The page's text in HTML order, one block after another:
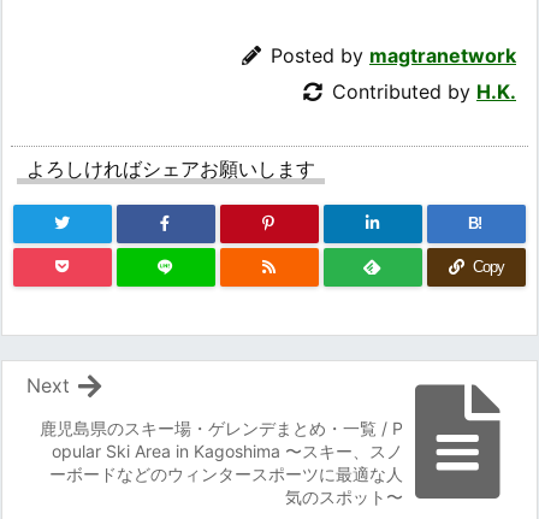
Posted by magtranetwork
Contributed by H.K.
よろしければシェアお願いします
B!
Copy
鹿児島県のスキー場・ゲレンデまとめ・一覧 / P
opular Ski Area in Kagoshima 〜スキー、スノ
ーボードなどのウィンタースポーツに最適な人
気のスポット〜
Next